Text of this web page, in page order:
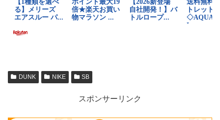
DUNK NIKE SB
スポンサーリンク